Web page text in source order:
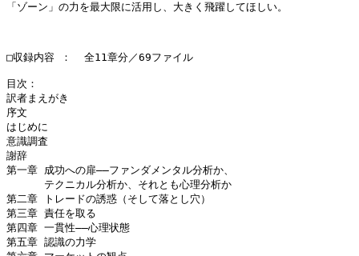
「ゾーン」の力を最大限に活用し、大きく飛躍してほしい。
□収録内容 ：  全11章分／69ファイル
目次：
訳者まえがき
序文
はじめに
意識調査
謝辞
第一章 成功への扉――ファンダメンタル分析か、
テクニカル分析か、それとも心理分析か
第二章 トレードの誘惑（そして落とし穴）
第三章 責任を取る
第四章 一貫性――心理状態
第五章 認識の力学